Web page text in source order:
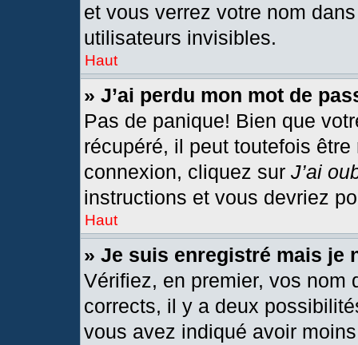
et vous verrez votre nom
utilisateurs invisibles.
Haut
» J’ai perdu mon mot de
Pas de panique! Bien que
récupéré, il peut toutefois
connexion, cliquez sur J’ai
instructions et vous devriez
Haut
» Je suis enregistré mais je
Vérifiez, en premier, vos nom
corrects, il y a deux
vous avez indiqué avoir